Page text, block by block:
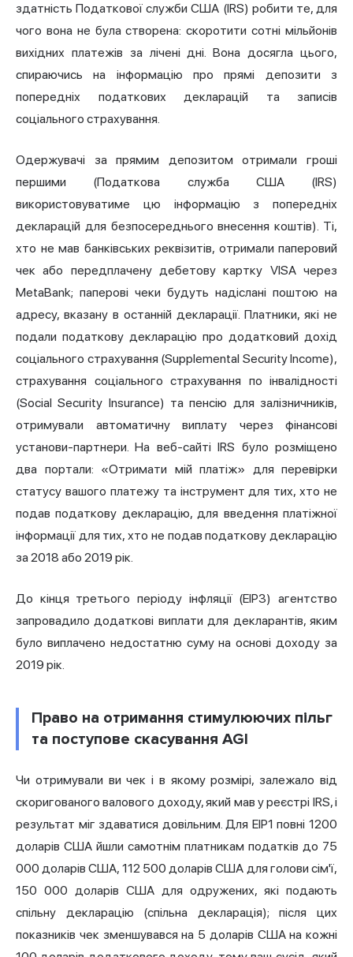
здатність Податкової служби США (IRS) робити те, для
чого вона не була створена: скоротити сотні мільйонів
вихідних платежів за лічені дні. Вона досягла цього,
спираючись на інформацію про прямі депозити з
попередніх податкових декларацій та записів
соціального страхування.
Одержувачі за прямим депозитом отримали гроші
першими (Податкова служба США (IRS)
використовуватиме цю інформацію з попередніх
декларацій для безпосереднього внесення коштів). Ті,
хто не мав банківських реквізитів, отримали паперовий
чек або передплачену дебетову картку VISA через
MetaBank; паперові чеки будуть надіслані поштою на
адресу, вказану в останній декларації. Платники, які не
подали податкову декларацію про додатковий дохід
соціального страхування (Supplemental Security Income),
страхування соціального страхування по інвалідності
(Social Security Insurance) та пенсію для залізничників,
отримували автоматичну виплату через фінансові
установи-партнери. На веб-сайті IRS було розміщено
два портали: «Отримати мій платіж» для перевірки
статусу вашого платежу та інструмент для тих, хто не
подав податкову декларацію, для введення платіжної
інформації для тих, хто не подав податкову декларацію
за 2018 або 2019 рік.
До кінця третього періоду інфляції (EIP3) агентство
запровадило додаткові виплати для декларантів, яким
було виплачено недостатню суму на основі доходу за
2019 рік.
Право на отримання стимулюючих пільг
та поступове скасування AGI
Чи отримували ви чек і в якому розмірі, залежало від
скоригованого валового доходу, який мав у реєстрі IRS, і
результат міг здаватися довільним. Для EIP1 повні 1200
доларів США йшли самотнім платникам податків до 75
000 доларів США, 112 500 доларів США для голови сім'ї,
150 000 доларів США для одружених, які подають
спільну декларацію (спільна декларація); після цих
показників чек зменшувався на 5 доларів США на кожні